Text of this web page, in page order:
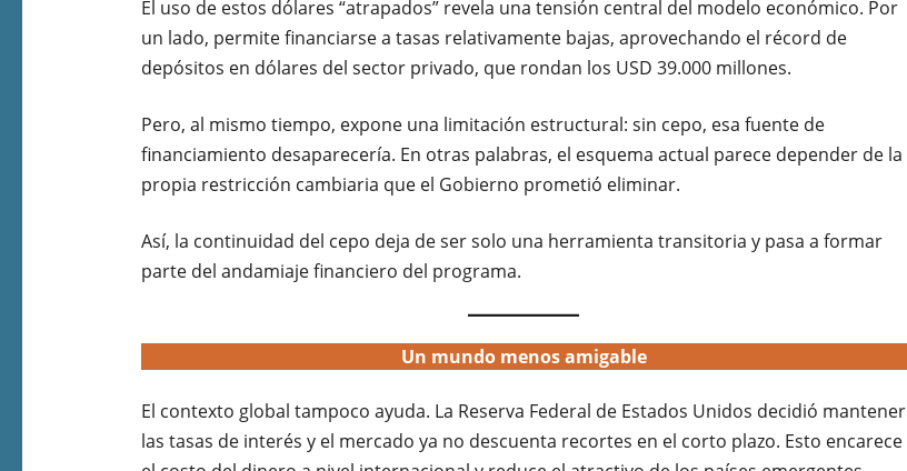
El uso de estos dólares “atrapados” revela una tensión central del modelo económico. Por
un lado, permite financiarse a tasas relativamente bajas, aprovechando el récord de
depósitos en dólares del sector privado, que rondan los USD 39.000 millones.
Pero, al mismo tiempo, expone una limitación estructural: sin cepo, esa fuente de
financiamiento desaparecería. En otras palabras, el esquema actual parece depender de la
propia restricción cambiaria que el Gobierno prometió eliminar.
Así, la continuidad del cepo deja de ser solo una herramienta transitoria y pasa a formar
parte del andamiaje financiero del programa.
Un mundo menos amigable
El contexto global tampoco ayuda. La Reserva Federal de Estados Unidos decidió mantener
las tasas de interés y el mercado ya no descuenta recortes en el corto plazo. Esto encarece